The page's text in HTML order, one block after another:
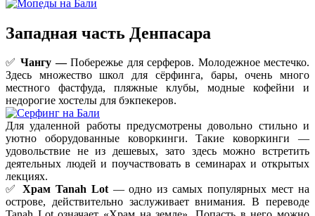
Западная часть Денпасара
✅ Чангу — Побережье для серферов. Молодежное местечко.
Здесь множество школ для сёрфинга, бары, очень много
местного фастфуда, пляжные клубы, модные кофейни и
недорогие хостелы для бэкпекеров.
Для удаленной работы предусмотрены довольно стильно и
уютно оборудованные коворкинги. Такие коворкинги —
удовольствие не из дешевых, зато здесь можно встретить
деятельных людей и поучаствовать в семинарах и открытых
лекциях.
✅ Храм Tanah Lot— одно из самых популярных мест на
острове, действительно заслуживает внимания. В переводе